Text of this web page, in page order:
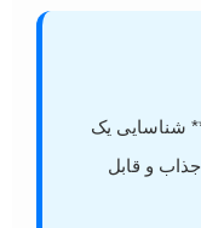
شناسایی یک
و قابل